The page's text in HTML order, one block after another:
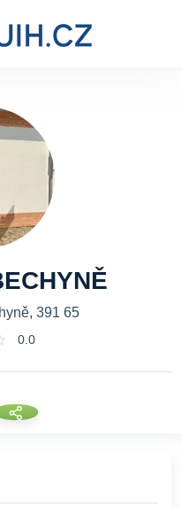
391 65
0.0